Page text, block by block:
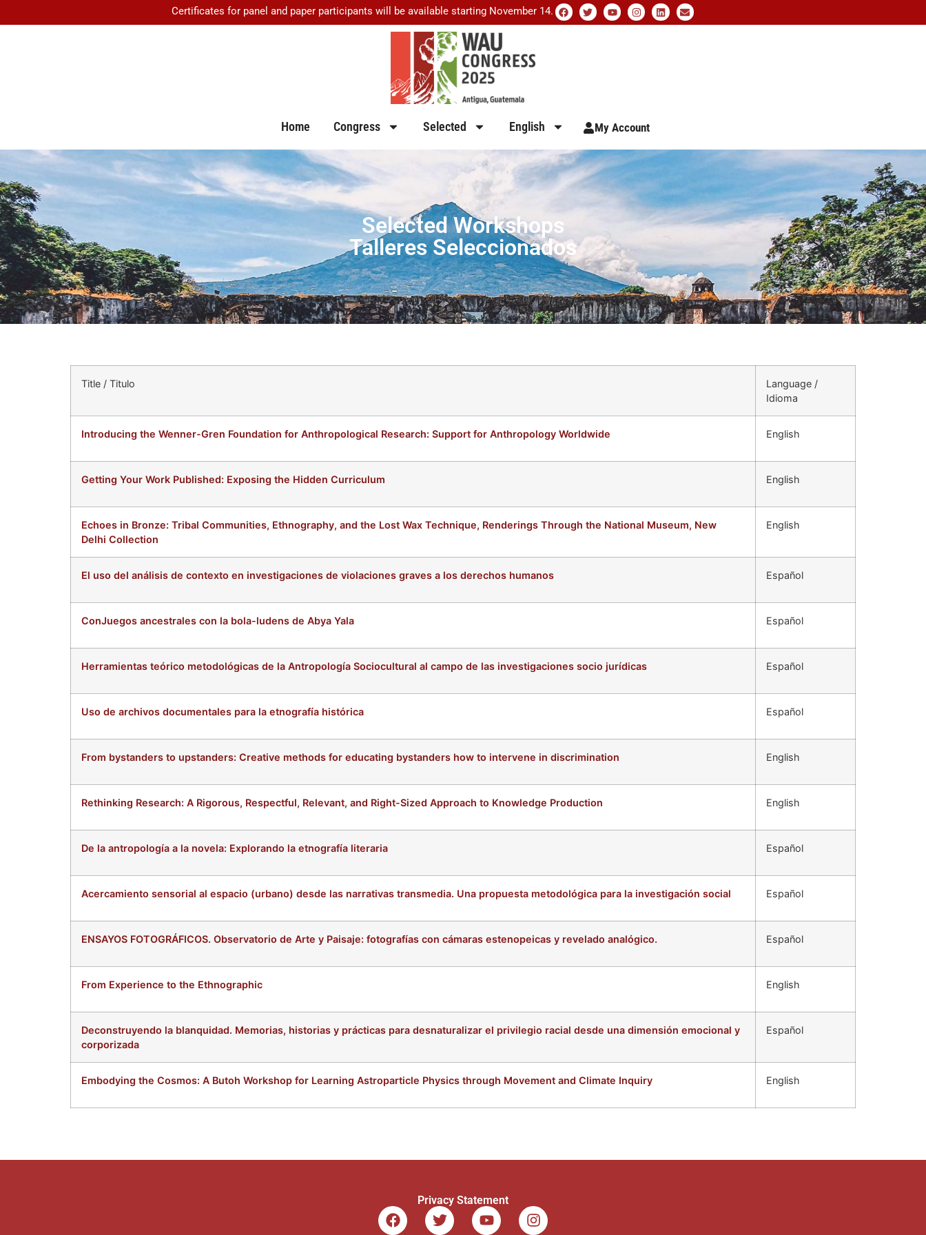
Certificates for panel and paper participants will be available starting November 14.
Home Congress Selected English My Account
Selected Workshops
Talleres Seleccionados
Title / Titulo
Language /
Idioma
Introducing the Wenner-Gren Foundation for Anthropological Research: Support for Anthropology Worldwide English
Getting Your Work Published: Exposing the Hidden Curriculum English
Echoes in Bronze: Tribal Communities, Ethnography, and the Lost Wax Technique, Renderings Through the National Museum, New
Delhi Collection
English
El uso del análisis de contexto en investigaciones de violaciones graves a los derechos humanos Español
ConJuegos ancestrales con la bola-ludens de Abya Yala Español
Herramientas teórico metodológicas de la Antropología Sociocultural al campo de las investigaciones socio jurídicas Español
Uso de archivos documentales para la etnografía histórica Español
From bystanders to upstanders: Creative methods for educating bystanders how to intervene in discrimination English
Rethinking Research: A Rigorous, Respectful, Relevant, and Right-Sized Approach to Knowledge Production English
De la antropología a la novela: Explorando la etnografía literaria Español
Acercamiento sensorial al espacio (urbano) desde las narrativas transmedia. Una propuesta metodológica para la investigación social Español
ENSAYOS FOTOGRÁFICOS. Observatorio de Arte y Paisaje: fotografías con cámaras estenopeicas y revelado analógico. Español
From Experience to the Ethnographic English
Deconstruyendo la blanquidad. Memorias, historias y prácticas para desnaturalizar el privilegio racial desde una dimensión emocional y
corporizada
Español
Embodying the Cosmos: A Butoh Workshop for Learning Astroparticle Physics through Movement and Climate Inquiry English
Privacy Statement